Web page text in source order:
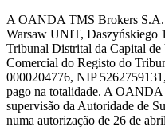
A OANDA TMS Brokers S.A.
Warsaw UNIT, Daszyńskiego
Tribunal Distrital da Capital de
Comercial do Registo do
0000204776, NIP
pago na totalidade. A
supervisão da Autoridade de
numa autorização de 26 de